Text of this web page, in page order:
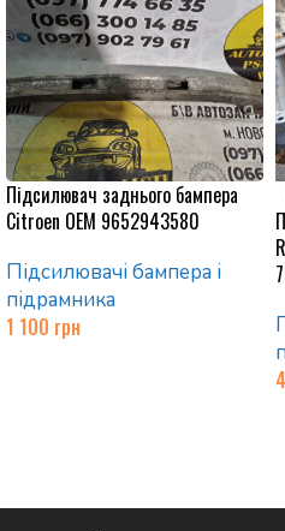
Підсилювач заднього бампера
Citroen OEM 9652943580
Підсилювачі бампера і
підрамника
1 100 грн